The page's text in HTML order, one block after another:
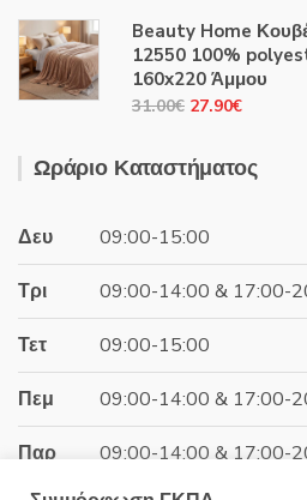
was:
31.00€.
τιμή
είναι:
27.90€.
Beauty Home
12550 100%
160x220 Άμμου
31.00€ Original
was:
27.90€Η
τιμή
Ωράριο Καταστήματος
Δευ 09:00-15:00
Τρι 09:00-14:00 & 17:00-
Τετ 09:00-15:00
Πεμ 09:00-14:00 & 17:00-
Παρ 09:00-14:00 & 17:00-